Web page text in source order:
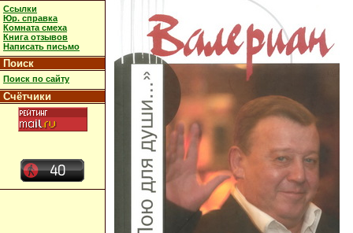
Ссылки
Юр. справка
Комната смеха
Книга отзывов
Написать письмо
Поиск
Поиск по сайту
Счётчики